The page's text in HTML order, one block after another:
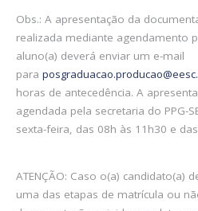
Obs.: A apresentação da
realizada mediante agendamento
aluno(a) deverá enviar um e-mail
para
horas de antecedência. A
agendada pela secretaria do PPG-
sexta-feira, das 08h às 11h30 e
ATENÇÃO: Caso o(a) candidato(a)
uma das etapas de matrícula ou